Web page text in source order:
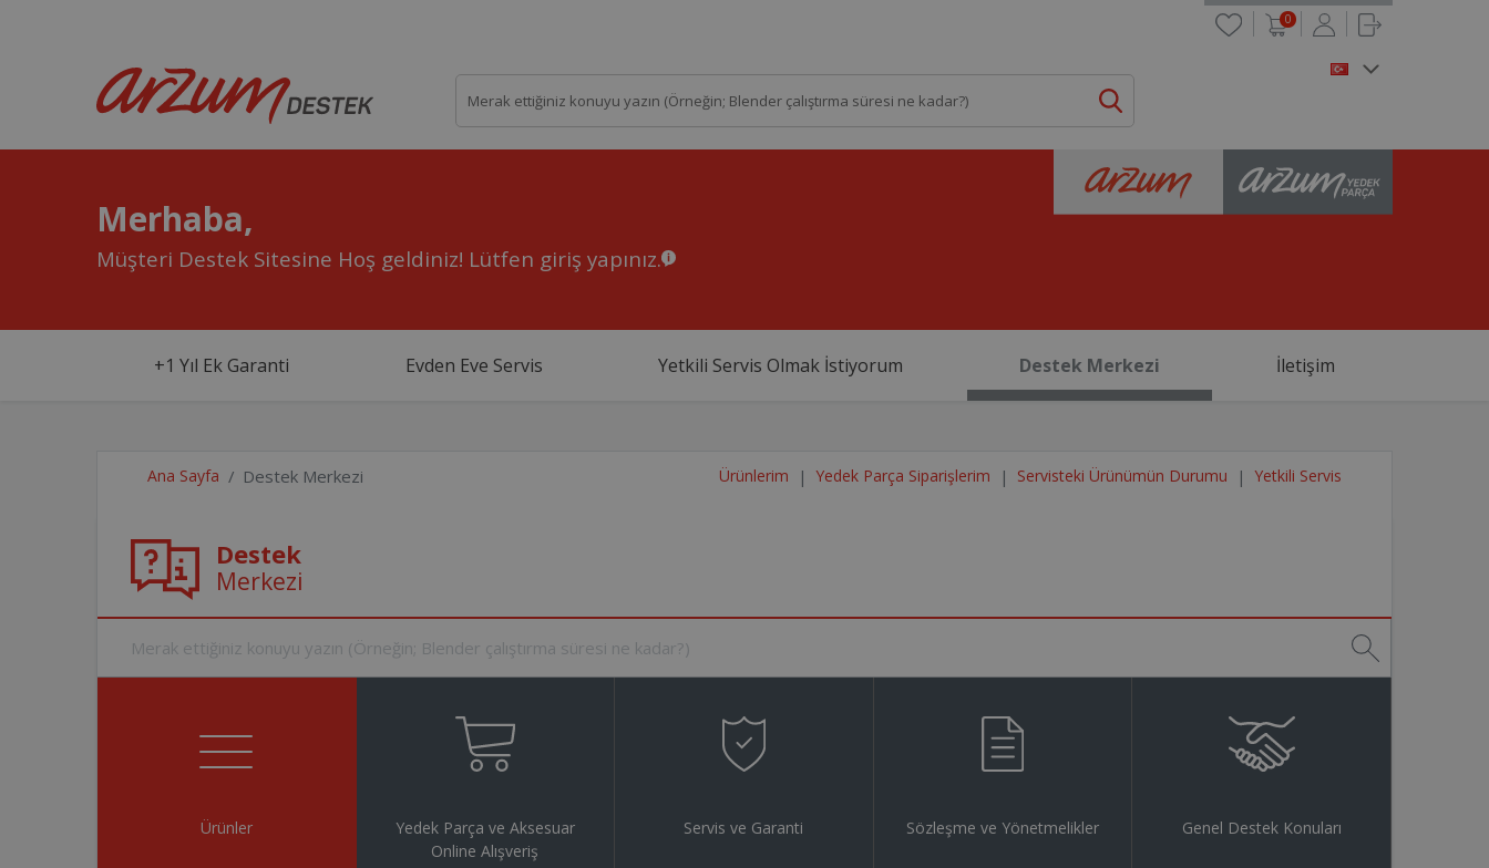
0
Merhaba,
Müşteri Destek Sitesine Hoş geldiniz! Lütfen giriş yapınız.
+1 Yıl Ek Garanti Evden Eve Servis Yetkili Servis Olmak İstiyorum Destek Merkezi İletişim
Ana Sayfa Destek Merkezi Ürünlerim Yedek Parça Siparişlerim Servisteki Ürünümün Durumu Yetkili Servis
Destek
Merkezi
Ürünler
Yedek Parça ve Aksesuar
Online Alışveriş
Servis ve Garanti Sözleşme ve Yönetmelikler Genel Destek Konuları